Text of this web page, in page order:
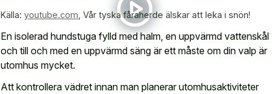
Källa: youtube.com Vår tyska fåraherde älskar att leka i snön!
En isolerad hundstuga fylld med halm, en uppvärmd vattenskål
och till och med en uppvärmd säng är ett måste om din valp är
utomhus mycket.
Att kontrollera vädret innan man planerar utomhusaktiviteter